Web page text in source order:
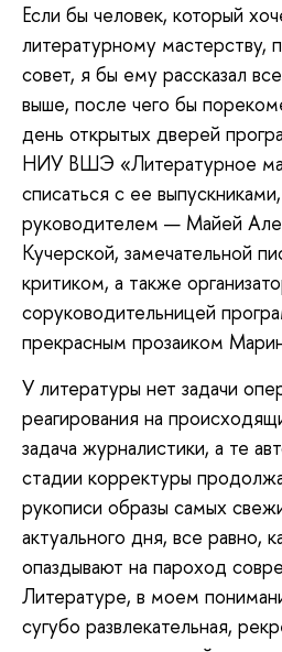
Если бы человек, который
литературному мастерству,
совет, я бы ему рассказал
выше, после чего бы
день открытых дверей
НИУ ВШЭ «Литературное
списаться с ее
руководителем — Майей
Кучерской, замечательной
критиком, а также
соруководительницей
прекрасным прозаиком
У литературы нет задачи
реагирования на
задача журналистики, а те
стадии корректуры
рукописи образы самых
актуального дня, все равно,
опаздывают на пароход
Литературе, в моем
сугубо развлекательная,